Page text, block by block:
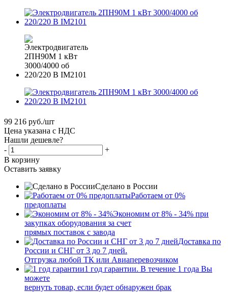
99 216 руб./шт
Цена указана с НДС
Нашли дешевле?
-
+
В корзину
Оставить заявку
Сделано в России
Работаем от 0%
предоплаты
Экономим от 8% - 34% при
закупках оборудования за счет
прямых поставок с завода
Доставка по
России и СНГ от 3 до 7 дней.
Отгрузка любой ТК или Авиаперевозчиком
1 год гарантии. В течение 1 года Вы
можете
вернуть товар, если будет обнаружен брак